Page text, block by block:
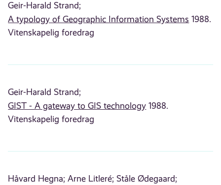
Geir-Harald Strand;
A typology of Geographic Information Systems 1988.
Vitenskapelig foredrag
Geir-Harald Strand;
GIST - A gateway to GIS technology 1988.
Vitenskapelig foredrag
Håvard Hegna; Arne Litleré; Ståle Ødegaard;